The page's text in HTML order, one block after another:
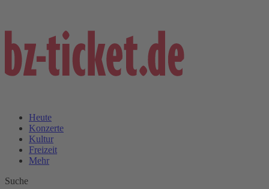
Heute
Konzerte
Kultur
Freizeit
Mehr
Suche